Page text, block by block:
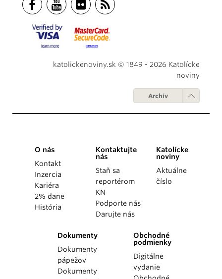
katolickenoviny.sk © 1849 - 2026 Katolícke
noviny
Archív
O nás
Kontakt
Inzercia
Kariéra
2% dane
História
Kontaktujte
nás
Staň sa
reportérom
KN
Podporte nás
Darujte nás
Katolícke
noviny
Aktuálne
číslo
Dokumenty
Dokumenty
pápežov
Dokumenty
Obchodné
podmienky
Digitálne
vydanie